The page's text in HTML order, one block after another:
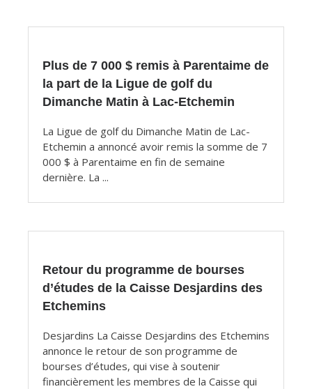
Plus de 7 000 $ remis à Parentaime de
la part de la Ligue de golf du
Dimanche Matin à Lac-Etchemin
La Ligue de golf du Dimanche Matin de Lac-
Etchemin a annoncé avoir remis la somme de 7
000 $ à Parentaime en fin de semaine
dernière. La ...
Retour du programme de bourses
d’études de la Caisse Desjardins des
Etchemins
Desjardins La Caisse Desjardins des Etchemins
annonce le retour de son programme de
bourses d’études, qui vise à soutenir
financièrement les membres de la Caisse qui